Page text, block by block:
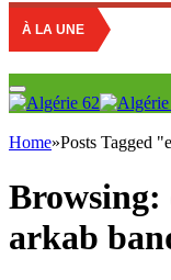
À LA UNE
Home»Posts Tagged
Browsing:
arkab